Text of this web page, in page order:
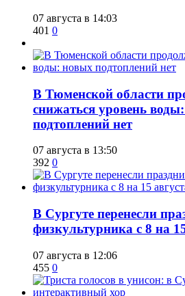
07 августа в 14:03
401 0
​В Тюменской области
снижаться уровень
подтоплений нет
07 августа в 13:50
392 0
​В Сургуте перенесли
физкультурника с 8 на
07 августа в 12:06
455 0